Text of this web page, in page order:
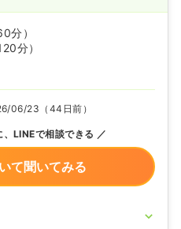
分）
分）
06/23（44日前）
LINEで相談できる
て聞いてみる